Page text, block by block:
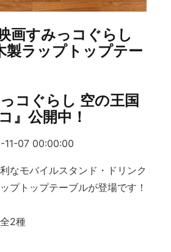
画すみっコぐらし
ラップトップテー
っコぐらし 空の王国
』公開中！
11-07 00:00:00
なモバイルスタンド・ドリンク
プトップテーブルが登場です！
2種